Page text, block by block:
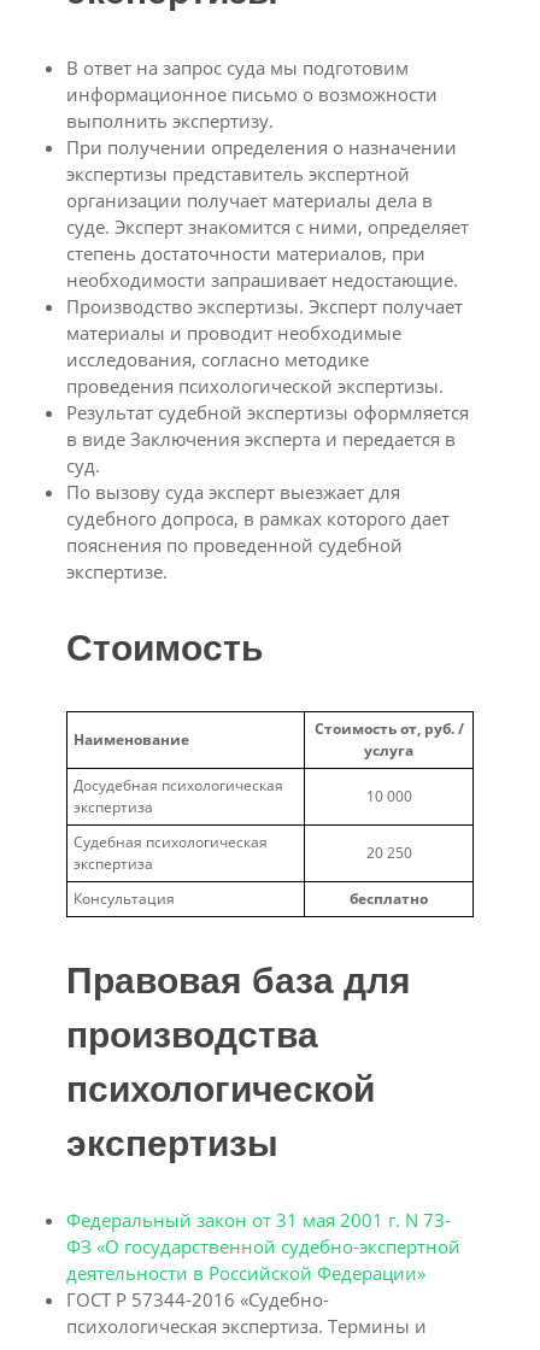
В ответ на запрос суда мы подготовим
информационное письмо о возможности
выполнить экспертизу.
При получении определения о назначении
экспертизы представитель экспертной
организации получает материалы дела в
суде. Эксперт знакомится с ними, определяет
степень достаточности материалов, при
необходимости запрашивает недостающие.
Производство экспертизы. Эксперт получает
материалы и проводит необходимые
исследования, согласно методике
проведения психологической экспертизы.
Результат судебной экспертизы оформляется
в виде Заключения эксперта и передается в
суд.
По вызову суда эксперт выезжает для
судебного допроса, в рамках которого дает
пояснения по проведенной судебной
экспертизе.
Стоимость
Наименование
Стоимость от, руб. /
услуга
Досудебная психологическая
экспертиза
10 000
Судебная психологическая
экспертиза
20 250
Консультация бесплатно
Правовая база для
производства
психологической
экспертизы
Федеральный закон от 31 мая 2001 г. N 73-
ФЗ «О государственной судебно-экспертной
деятельности в Российской Федерации»
ГОСТ Р 57344-2016 «Судебно-
психологическая экспертиза. Термины и